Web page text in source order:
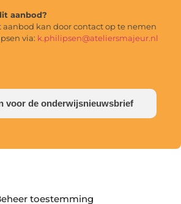
toestemming
aanbod?
aanbod kan door contact op te nemen
via: k.philipsen@ateliersmajeur.nl
voor de onderwijsnieuwsbrief